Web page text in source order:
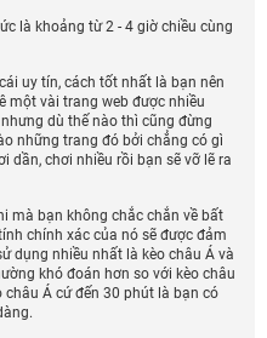
là khoảng từ 2 - 4 giờ chiều cùng
uy tín, cách tốt nhất là bạn nên
một vài trang web được nhiều
dù thế nào thì cũng đừng
những trang đó bởi chẳng có gì
dần, chơi nhiều rồi bạn sẽ vỡ lẽ ra
mà bạn không chắc chắn về bất
chính xác của nó sẽ được đảm
dụng nhiều nhất là kèo châu Á và
khó đoán hơn so với kèo châu
châu Á cứ đến 30 phút là bạn có